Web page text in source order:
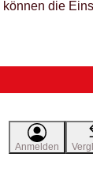
die
Anmelden